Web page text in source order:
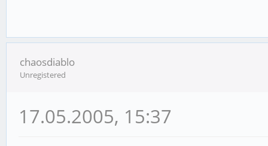
chaosdiablo
Unregistered
17.05.2005, 15:37